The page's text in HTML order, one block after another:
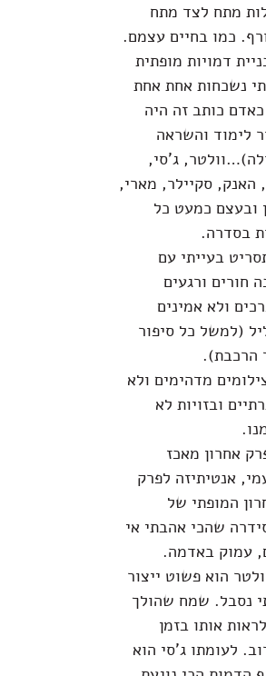
מתח לצד מתח
כמו בחיים עצמם.
דמויות מופתית
נשכחות אחת אחת
כותב זה היה
לימוד והשראה
ג'סי,
האנק, סקיילר, מארי,
ובעצם כמעט כל
בסדרה.
בעייתי עם
חורים ורגעים
ולא אמינים
(למשל כל סיפור
הרכבת).
מדהימים ולא
ובזויות לא
אחרון מאכז
אנטיתיזה לפרק
המופתי של
שהכי אהבתי אי
עמוק באדמה.
הוא פשוט ייצור
נסבל. שמח שהולך
אותו בזמן
לעומתו ג'סי הוא